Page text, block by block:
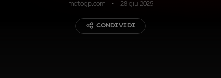
motogp.com 28 giu 2025
CONDIVIDI